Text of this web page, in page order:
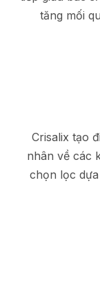
tăng mối
Crisalix tạo
nhân về các
chọn lọc